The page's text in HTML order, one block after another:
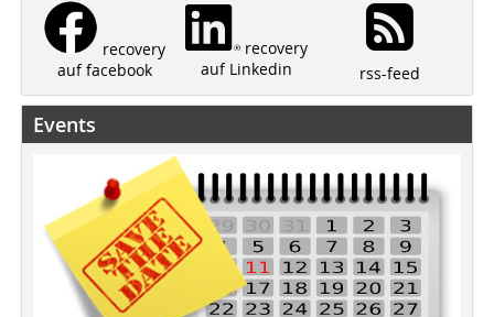
recovery
auf facebook
recovery
auf Linkedin
rss-feed
Events